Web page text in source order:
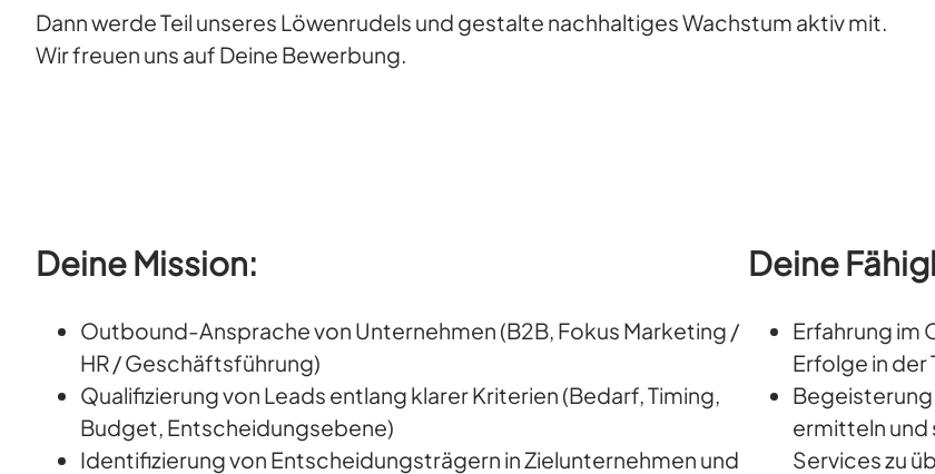
Dann werde Teil unseres Löwenrudels und gestalte nachhaltiges Wachstum aktiv mit.
Wir freuen uns auf Deine Bewerbung.
Deine Mission:
Outbound-Ansprache von Unternehmen (B2B, Fokus Marketing /
HR / Geschäftsführung)
Qualifizierung von Leads entlang klarer Kriterien (Bedarf, Timing,
Budget, Entscheidungsebene)
Identifizierung von Entscheidungsträgern in Zielunternehmen und
Deine
Erfahrung im
Erfolge in der
Begeisterung
ermitteln und
Services zu